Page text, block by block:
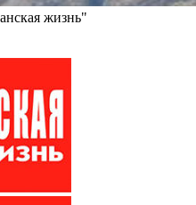
жизнь"